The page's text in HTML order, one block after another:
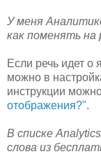
У меня
как поменять на
Если речь идет о
можно в
инструкции
отображения?".
В списке
слова из